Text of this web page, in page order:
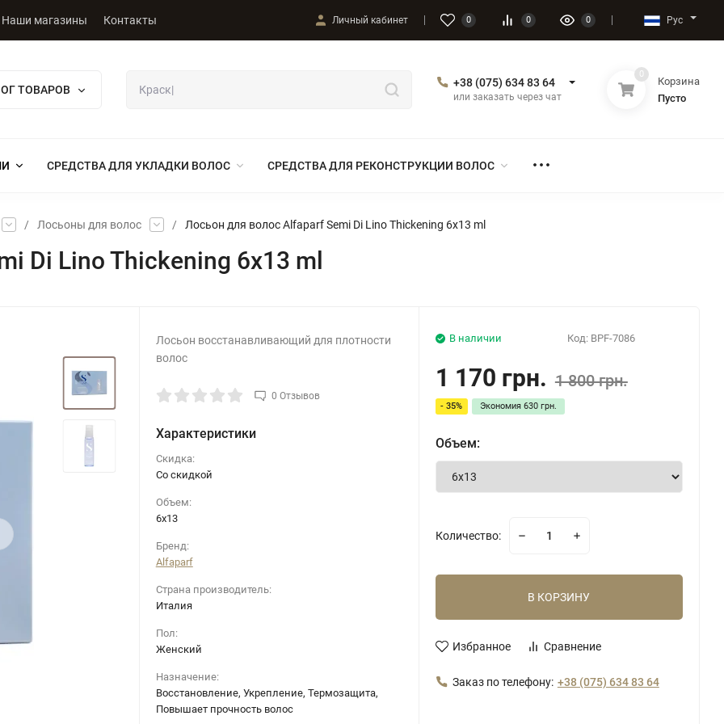
Наши магазины Контакты Личный кабинет 0 0 0 Рус
ТОВАРОВ
+38 (075) 634 83 64
или заказать через чат
0
Корзина
Пусто
СРЕДСТВА ДЛЯ УКЛАДКИ ВОЛОС СРЕДСТВА ДЛЯ РЕКОНСТРУКЦИИ ВОЛОС
/ Лосьоны для волос / Лосьон для волос Alfaparf Semi Di Lino Thickening 6x13 ml
Di Lino Thickening 6x13 ml
Лосьон восстанавливающий для плотности
волос
0 Отзывов
Характеристики
Скидка:
Со скидкой
Объем:
6х13
Бренд:
Alfaparf
Страна производитель:
Италия
Пол:
Женский
Назначение:
Восстановление, Укрепление, Термозащита,
Повышает прочность волос
Код: BPF-7086
В наличии
1 170 грн. 1 800 грн.
- 35% Экономия 630 грн.
Объем:
Количество:
В КОРЗИНУ
Избранное Сравнение
Заказ по телефону: +38 (075) 634 83 64